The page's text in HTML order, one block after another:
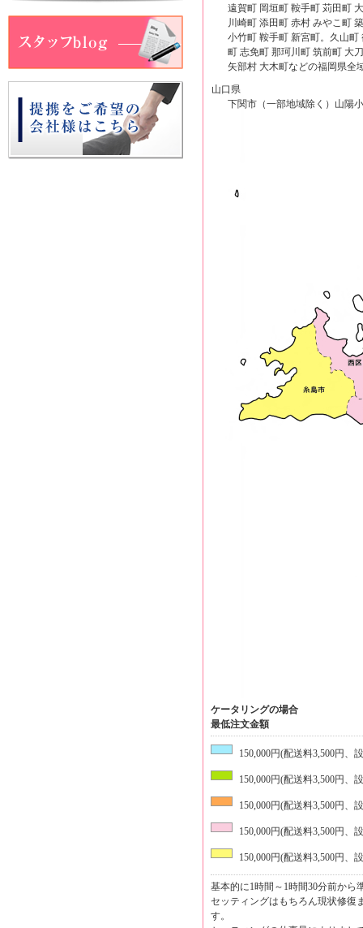
遠賀町 岡垣町 鞍手町 苅田町
川崎町 添田町 赤村 みやこ町
小竹町 鞍手町 新宮町。久山
町 志免町 那珂川町 筑前町 大
矢部村 大木町などの福岡県全
山口県
下関市（一部地域除く）山陽
ケータリングの場合
最低注文金額
150,000円(配送料3,500円、
150,000円(配送料3,500円、
150,000円(配送料3,500円、
150,000円(配送料3,500円、
150,000円(配送料3,500円、
基本的に1時間～1時間30分前から
セッティングはもちろん現状修復
す。